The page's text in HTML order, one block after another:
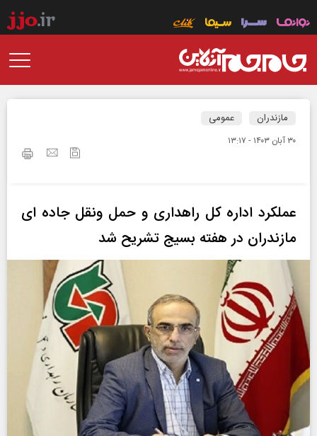
مازندران عمومی
۳۰ آبان ۱۴۰۳ - ۱۳:۱۷
عملکرد اداره کل راهداری و حمل ونقل جاده ای
مازندران در هفته بسیج تشریح شد